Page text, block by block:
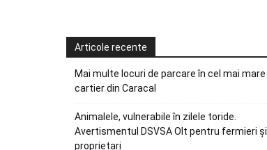
Articole recente
Mai multe locuri de parcare în cel mai mare
cartier din Caracal
Animalele, vulnerabile în zilele toride.
Avertismentul DSVSA Olt pentru fermieri și
proprietari